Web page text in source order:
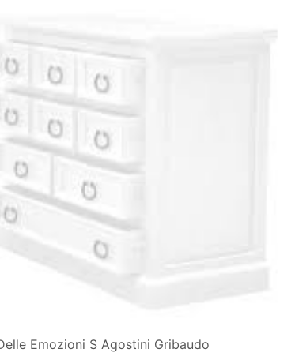
Emozioni S Agostini Gribaudo